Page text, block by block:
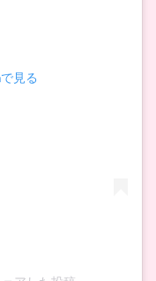
見る